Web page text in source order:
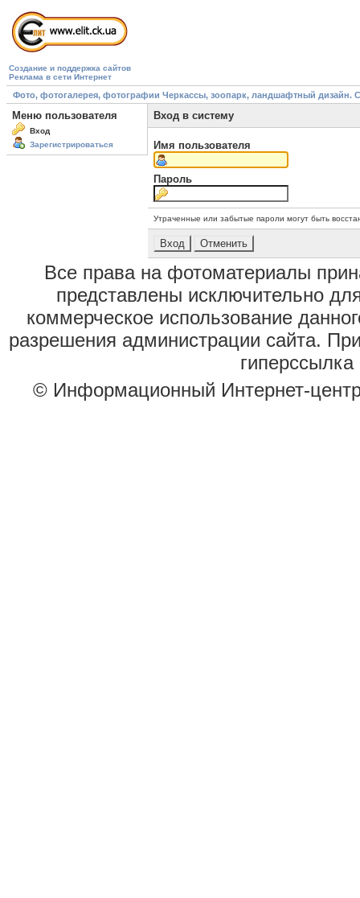
Создание и поддержка сайтов
Реклама в сети Интернет
Фото, фотогалерея, фотографии Черкассы, зоопарк, ландшафтный дизайн.
Меню пользователя
Вход
Зарегистрироваться
Вход в систему
Имя пользователя
Пароль
Утраченные или забытые пароли могут быть
Все права на фотоматериалы
представлены исключительно
коммерческое использование
разрешения администрации сайта.
гиперссылка
© Информационный Интернет-